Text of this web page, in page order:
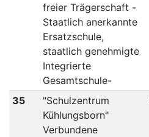
freier Trägerschaft -
Staatlich anerkannte
Ersatzschule,
staatlich genehmigte
Integrierte
Gesamtschule-
35
"Schulzentrum
Kühlungsborn"
Verbundene